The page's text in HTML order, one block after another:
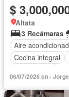
$
Altata
3 Recámaras
Aire
Cocina integral
06/07/2026 en -